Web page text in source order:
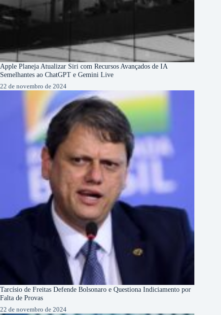
Apple Planeja Atualizar Siri com Recursos Avançados de IA
Semelhantes ao ChatGPT e Gemini Live
22 de novembro de 2024
Tarcísio de Freitas Defende Bolsonaro e Questiona Indiciamento por
Falta de Provas
22 de novembro de 2024